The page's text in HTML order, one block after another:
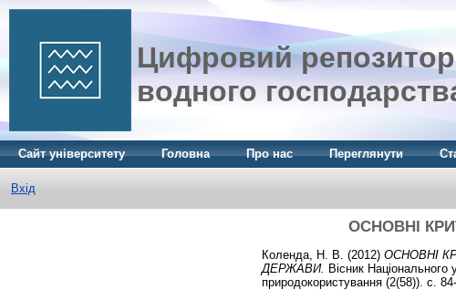
Цифровий
водного
Сайт університету Головна Про нас Переглянути
Вхід
ОСНОВНІ
Коленда, Н. В. (2012) ОСНОВНІ
ДЕРЖАВИ. Вісник Національного
природокористування (2(58)). с. 84-